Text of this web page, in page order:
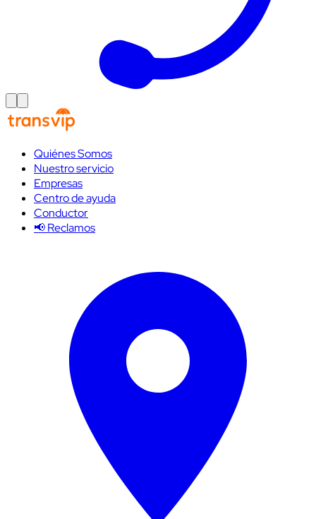
Quiénes Somos
Nuestro servicio
Empresas
Centro de ayuda
Conductor
📢 Reclamos